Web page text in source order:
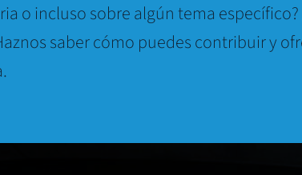
o incluso sobre algún tema
saber cómo puedes contribuir y